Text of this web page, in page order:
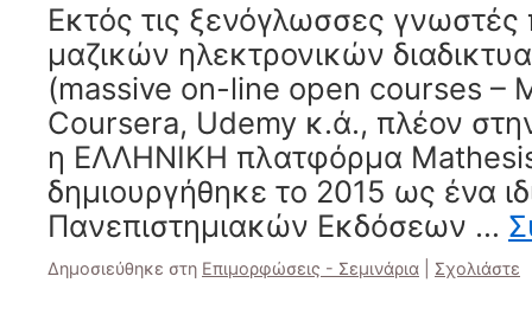
Εκτός τις ξενόγλωσσες
μαζικών ηλεκτρονικών
(massive on-line open courses –
Coursera, Udemy κ.ά., πλέον
η ΕΛΛΗΝΙΚΗ πλατφόρμα
δημιουργήθηκε το 2015 ως ένα
Πανεπιστημιακών Εκδόσεων …
Δημοσιεύθηκε στη Επιμορφώσεις - Σεμινάρια Σχολιάστε